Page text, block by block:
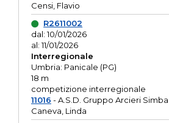
Censi, Flavio
R2611002
dal: 10/01/2026
al: 11/01/2026
Interregionale
Umbria: Panicale (PG)
18 m
competizione interregionale
11016 - A.S.D. Gruppo Arcieri Simba
Caneva, Linda